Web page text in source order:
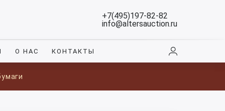
+7(495)197-82-82
info@altersauction.ru
О НАС КОНТАКТЫ